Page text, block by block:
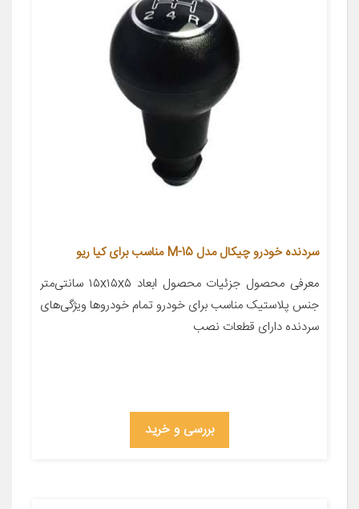
سردنده خودرو چیکال مدل M-15 مناسب برای کیا ریو
معرفی محصول جزئیات محصول ابعاد ۱۵x۱۵x۵ سانتی‌متر
جنس پلاستیک مناسب برای خودرو تمام خودروها ویژگی‌های
سردنده دارای قطعات نصب
بررسی و خرید